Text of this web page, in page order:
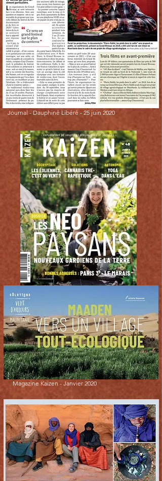
Journal - Dauphiné Libéré - 25 juin 2020
Magazine Kaizen - Janvier 2020